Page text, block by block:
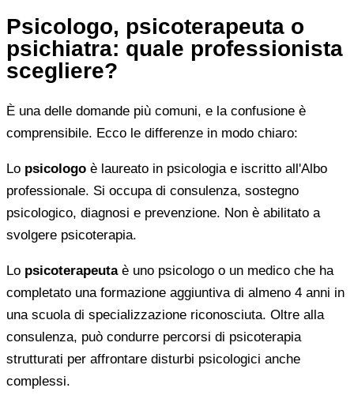
Psicologo, psicoterapeuta o
psichiatra: quale professionista
scegliere?
È una delle domande più comuni, e la confusione è
comprensibile. Ecco le differenze in modo chiaro:
Lo psicologo è laureato in psicologia e iscritto all'Albo
professionale. Si occupa di consulenza, sostegno
psicologico, diagnosi e prevenzione. Non è abilitato a
svolgere psicoterapia.
Lo psicoterapeutaè uno psicologo o un medico che ha
completato una formazione aggiuntiva di almeno 4 anni in
una scuola di specializzazione riconosciuta. Oltre alla
consulenza, può condurre percorsi di psicoterapia
strutturati per affrontare disturbi psicologici anche
complessi.